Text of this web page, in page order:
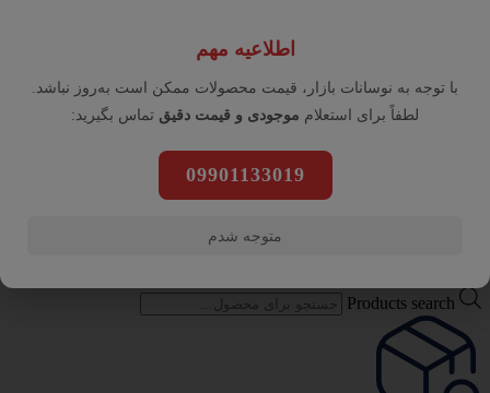
پرسش و پاسخ
شما هم درباره این کالا پرسش ثبت کنید
Products search
اطلاعیه مهم
با توجه به نوسانات بازار، قیمت محصولات ممکن است به‌روز نباشد.
لطفاً برای استعلام موجودی و قیمت دقیق تماس بگیرید:
09901133019
متوجه شدم